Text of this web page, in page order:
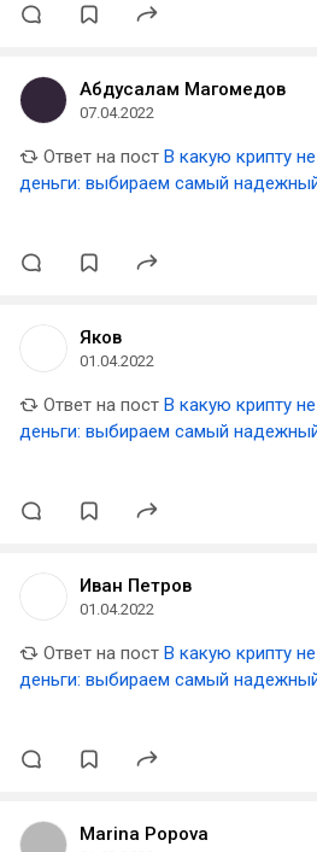
Абдусалам Магомедов
07.04.2022
Ответ на пост В какую крипту
деньги: выбираем самый надежный
Яков
01.04.2022
Ответ на пост В какую крипту
деньги: выбираем самый надежный
Иван Петров
01.04.2022
Ответ на пост В какую крипту
деньги: выбираем самый надежный
Marina Popova